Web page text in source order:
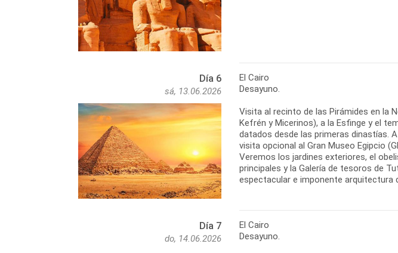
Día 6
sá, 13.06.2026
El Cairo
Desayuno.
Visita al recinto de las Pirámides en la
Kefrén y Micerinos), a la Esfinge y el
datados desde las primeras dinastías.
visita opcional al Gran Museo Egipcio
Veremos los jardines exteriores, el
principales y la Galería de tesoros de
espectacular e imponente arquitectura
Día 7
do, 14.06.2026
El Cairo
Desayuno.